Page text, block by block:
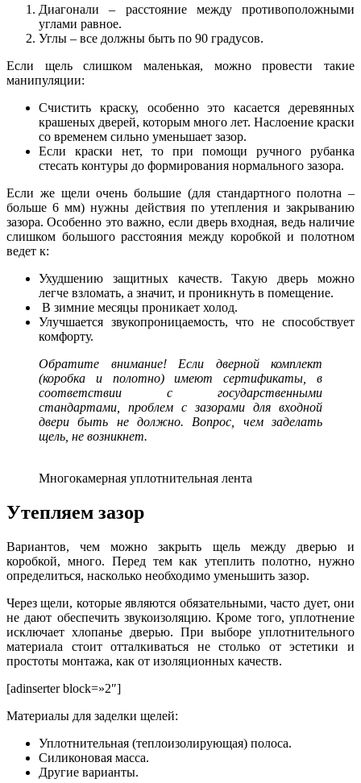
Диагонали – расстояние между противоположными
углами равное.
Углы – все должны быть по 90 градусов.
Если щель слишком маленькая, можно провести такие
манипуляции:
Счистить краску, особенно это касается деревянных
крашеных дверей, которым много лет. Наслоение краски
со временем сильно уменьшает зазор.
Если краски нет, то при помощи ручного рубанка
стесать контуры до формирования нормального зазора.
Если же щели очень большие (для стандартного полотна –
больше 6 мм) нужны действия по утепления и закрыванию
зазора. Особенно это важно, если дверь входная, ведь наличие
слишком большого расстояния между коробкой и полотном
ведет к:
Ухудшению защитных качеств. Такую дверь можно
легче взломать, а значит, и проникнуть в помещение.
В зимние месяцы проникает холод.
Улучшается звукопроницаемость, что не способствует
комфорту.
Обратите внимание! Если дверной комплект
(коробка и полотно) имеют сертификаты, в
соответствии с государственными
стандартами, проблем с зазорами для входной
двери быть не должно. Вопрос, чем заделать
щель, не возникнет.
Многокамерная уплотнительная лента
Утепляем зазор
Вариантов, чем можно закрыть щель между дверью и
коробкой, много. Перед тем как утеплить полотно, нужно
определиться, насколько необходимо уменьшить зазор.
Через щели, которые являются обязательными, часто дует, они
не дают обеспечить звукоизоляцию. Кроме того, уплотнение
исключает хлопанье дверью. При выборе уплотнительного
материала стоит отталкиваться не столько от эстетики и
простоты монтажа, как от изоляционных качеств.
[adinserter block=»2″]
Материалы для заделки щелей:
Уплотнительная (теплоизолирующая) полоса.
Силиконовая масса.
Другие варианты.